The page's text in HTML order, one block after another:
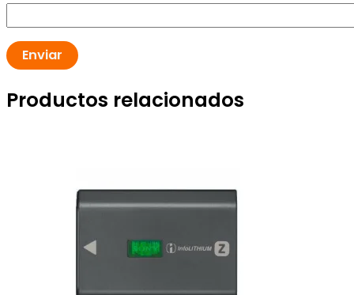
Productos relacionados